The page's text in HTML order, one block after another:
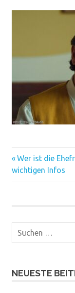
Vorheriger
Beitrag:
Wer ist die
wichtigen Infos
NEUESTE